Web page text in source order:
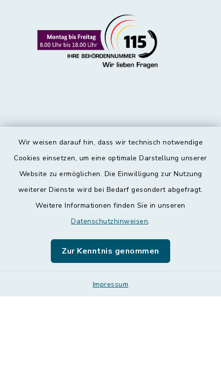
Wir weisen darauf hin, dass wir technisch notwendige
Cookies einsetzen, um eine optimale Darstellung unserer
Website zu ermöglichen. Die Einwilligung zur Nutzung
weiterer Dienste wird bei Bedarf gesondert abgefragt.
Weitere Informationen finden Sie in unseren
Datenschutzhinweisen.
Zur Kenntnis genommen
Impressum
Kontakt
Datenschutz
Leichte Sprache
Sitemap